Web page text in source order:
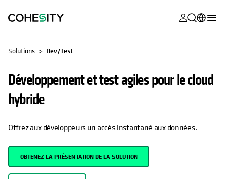
s’ouvre
s’ouvre
Alta
s’ouvre
s’ouvre
s’ouvre
s’ouvre
s’ouvre
s’ouvre
Deutsch (Germany)
Português (Brazil)
한국어 (South
Solutions Dev/Test
Développement et test agiles pour le cloud
hybride
Offrez aux développeurs un accès instantané aux données.
OBTENEZ LA PRÉSENTATION DE LA SOLUTION
S’OUVRE DANS UN NOUVEL ONGLET